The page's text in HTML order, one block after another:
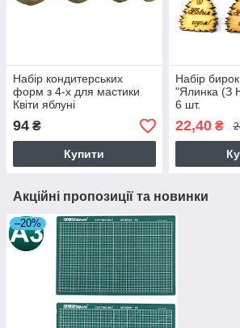
Набір кондитерських
форм з 4-х для мастики
Квіти яблуні
94 ₴
Купити
Набір
"Ялинка (З
6 шт.
22,40₴
Акційні пропозиції та новинки
–20%